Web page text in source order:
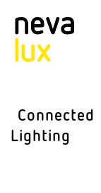
Connected
Lighting